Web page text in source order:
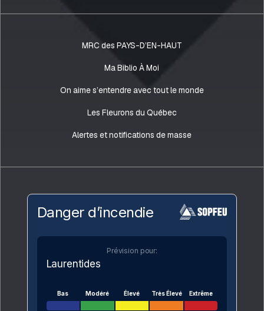
MRC des PAYS-D’EN-HAUT
Ma Biblio À Moi
On aime s’entendre avec tout le monde
Les Fleurons du Québec
Alertes et notifications de masse
Danger d’incendie
Prévision pour:
Laurentides
Bas Modéré Élevé Très Élevé Extrême